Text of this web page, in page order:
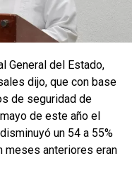
General del Estado,
dijo, que con base
de seguridad de
de este año el
un 54 a 55%
meses anteriores eran